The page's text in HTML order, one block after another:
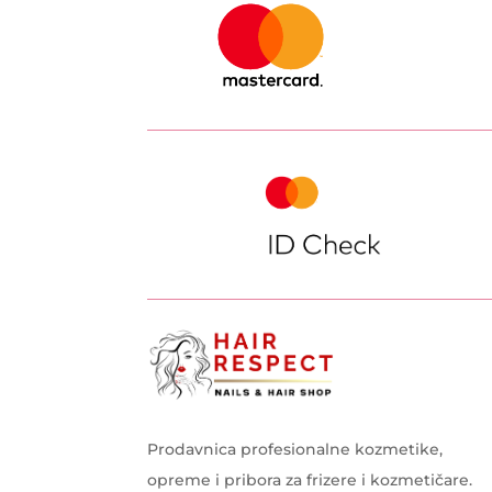
Prodavnica profesionalne kozmetike,
opreme i pribora za frizere i kozmetičare.